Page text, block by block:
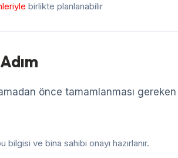
birlikte planlanabilir
önce tamamlanması
bilgisi ve bina sahibi onayı hazırlanır.